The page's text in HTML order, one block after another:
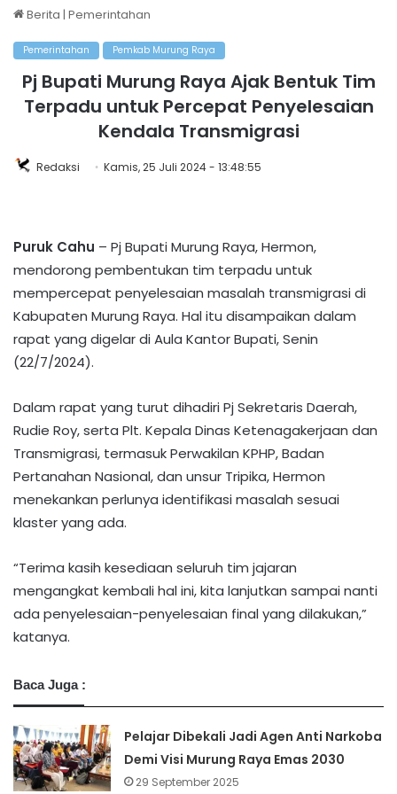
Berita | Pemerintahan
Pemerintahan Pemkab Murung Raya
Pj Bupati Murung Raya Ajak Bentuk Tim
Terpadu untuk Percepat Penyelesaian
Kendala Transmigrasi
Redaksi Kamis, 25 Juli 2024 - 13:48:55
Puruk Cahu – Pj Bupati Murung Raya, Hermon,
mendorong pembentukan tim terpadu untuk
mempercepat penyelesaian masalah transmigrasi di
Kabupaten Murung Raya. Hal itu disampaikan dalam
rapat yang digelar di Aula Kantor Bupati, Senin
(22/7/2024).
Dalam rapat yang turut dihadiri Pj Sekretaris Daerah,
Rudie Roy, serta Plt. Kepala Dinas Ketenagakerjaan dan
Transmigrasi, termasuk Perwakilan KPHP, Badan
Pertanahan Nasional, dan unsur Tripika, Hermon
menekankan perlunya identifikasi masalah sesuai
klaster yang ada.
“Terima kasih kesediaan seluruh tim jajaran
mengangkat kembali hal ini, kita lanjutkan sampai nanti
ada penyelesaian-penyelesaian final yang dilakukan,”
katanya.
Baca Juga :
Pelajar Dibekali Jadi Agen Anti Narkoba
Demi Visi Murung Raya Emas 2030
29 September 2025